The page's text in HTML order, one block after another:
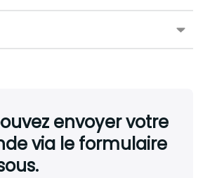
envoyer votre
via le formulaire